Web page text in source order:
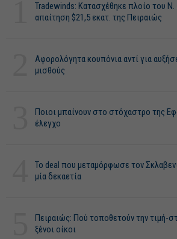
Tradewinds: Κατασχέθηκε πλοίο του Ν.
απαίτηση $21,5 εκατ. της Πειραιώς
Αφορολόγητα κουπόνια αντί για
μισθούς
Ποιοι μπαίνουν στο στόχαστρο της
έλεγχο
Το deal που μεταμόρφωσε τον
μία δεκαετία
Πειραιώς: Πού τοποθετούν την τιμή-
ξένοι οίκοι